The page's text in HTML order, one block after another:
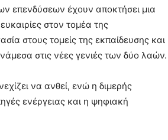
επενδύσεων έχουν αποκτήσει μια
στον τομέα της
στους τομείς της εκπαίδευσης και
στις νέες γενιές των δύο λαών.
να ανθεί, ενώ η διμερής
ενέργειας και η ψηφιακή